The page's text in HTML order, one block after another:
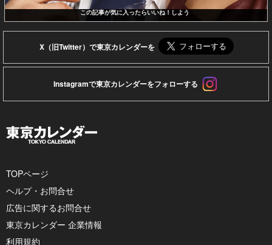
この記事が気に入ったらいいね！しよう
X（旧Twitter）で東京カレンダーを
Instagramで東京カレンダーをフォローする
TOPページ
ヘルプ・お問合せ
広告に関するお問合せ
東京カレンダー 企業情報
利用規約